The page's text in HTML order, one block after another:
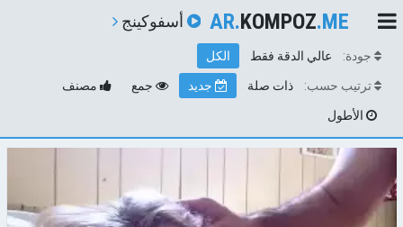
AR.KOMPOZ.ME أسفوكينج
جودة: عالي الدقة فقط الكل
ترتيب حسب: ذات صلة جديد جمع مصنف
الأطول